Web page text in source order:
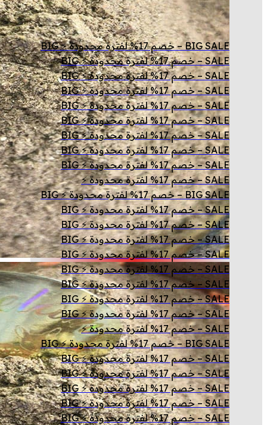
BIG SALE – خصم 17% لفترة محدودة ⚡ BIG
SALE – خصم 17% لفترة محدودة ⚡ BIG
SALE – خصم 17% لفترة محدودة ⚡ BIG
SALE – خصم 17% لفترة محدودة ⚡ BIG
SALE – خصم 17% لفترة محدودة ⚡ BIG
SALE – خصم 17% لفترة محدودة ⚡ BIG
SALE – خصم 17% لفترة محدودة ⚡ BIG
SALE – خصم 17% لفترة محدودة ⚡ BIG
SALE – خصم 17% لفترة محدودة ⚡ BIG
SALE – خصم 17% لفترة محدودة ⚡
BIG SALE – خصم 17% لفترة محدودة ⚡ BIG
SALE – خصم 17% لفترة محدودة ⚡ BIG
SALE – خصم 17% لفترة محدودة ⚡ BIG
SALE – خصم 17% لفترة محدودة ⚡ BIG
SALE – خصم 17% لفترة محدودة ⚡ BIG
SALE – خصم 17% لفترة محدودة ⚡ BIG
SALE – خصم 17% لفترة محدودة ⚡ BIG
SALE – خصم 17% لفترة محدودة ⚡ BIG
SALE – خصم 17% لفترة محدودة ⚡ BIG
SALE – خصم 17% لفترة محدودة ⚡
BIG SALE – خصم 17% لفترة محدودة ⚡ BIG
SALE – خصم 17% لفترة محدودة ⚡ BIG
SALE – خصم 17% لفترة محدودة ⚡ BIG
SALE – خصم 17% لفترة محدودة ⚡ BIG
SALE – خصم 17% لفترة محدودة ⚡ BIG
SALE – خصم 17% لفترة محدودة ⚡ BIG